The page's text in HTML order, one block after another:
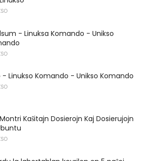
- Linuksa Komando - Unikso
- Linukso Komando - Unikso Komando
Kaŝitajn Dosierojn Kaj Dosierujojn